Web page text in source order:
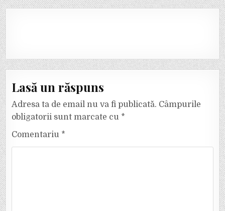
Lasă un răspuns
Adresa ta de email nu va fi publicată. Câmpurile
obligatorii sunt marcate cu *
Comentariu *